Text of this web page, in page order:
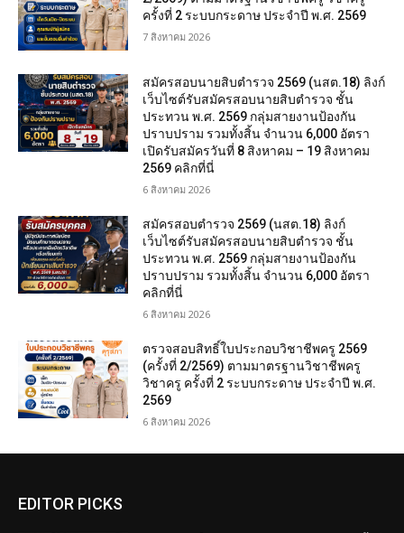
ครั้งที่ 2 ระบบกระดาษ ประจำปี พ.ศ. 2569
7 สิงหาคม 2026
สมัครสอบนายสิบตำรวจ 2569 (นสต.18) ลิงก์
เว็บไซต์รับสมัครสอบนายสิบตำรวจ ชั้น
ประทวน พ.ศ. 2569 กลุ่มสายงานป้องกัน
ปราบปราม รวมทั้งสิ้น จำนวน 6,000 อัตรา
เปิดรับสมัครวันที่ 8 สิงหาคม – 19 สิงหาคม
2569 คลิกที่นี่
6 สิงหาคม 2026
สมัครสอบตํารวจ 2569 (นสต.18) ลิงก์
เว็บไซต์รับสมัครสอบนายสิบตำรวจ ชั้น
ประทวน พ.ศ. 2569 กลุ่มสายงานป้องกัน
ปราบปราม รวมทั้งสิ้น จำนวน 6,000 อัตรา
คลิกที่นี่
6 สิงหาคม 2026
ตรวจสอบสิทธิ์ใบประกอบวิชาชีพครู 2569
(ครั้งที่ 2/2569) ตามมาตรฐานวิชาชีพครู
วิชาครู ครั้งที่ 2 ระบบกระดาษ ประจำปี พ.ศ.
2569
6 สิงหาคม 2026
EDITOR PICKS